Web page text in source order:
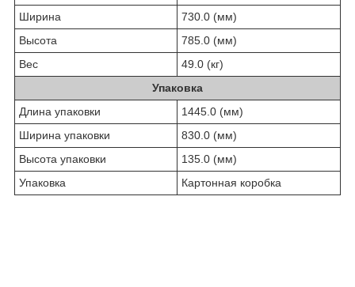
Ширина
730.0 (мм)
Высота
785.0 (мм)
Вес
49.0 (кг)
Упаковка
Длина упаковки
1445.0 (мм)
Ширина упаковки
830.0 (мм)
Высота упаковки
135.0 (мм)
Упаковка
Картонная коробка